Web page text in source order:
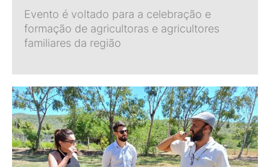
Evento é voltado para a celebração e
formação de agricultoras e agricultores
familiares da região